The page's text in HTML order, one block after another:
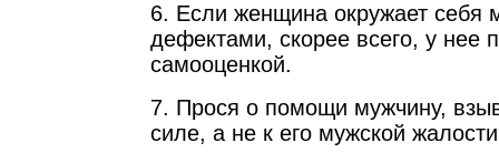
6. Если женщина окружает себя
дефектами, скорее всего, у нее
самооценкой.
7. Прося о помощи мужчину,
силе, а не к его мужской